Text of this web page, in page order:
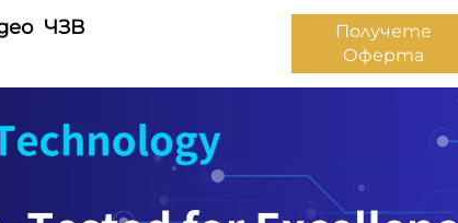
ЧЗВ
Получете
Оферта